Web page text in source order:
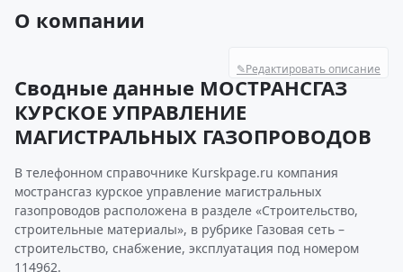
О компании
✎Редактировать описание
Сводные данные МОСТРАНСГАЗ
КУРСКОЕ УПРАВЛЕНИЕ
МАГИСТРАЛЬНЫХ ГАЗОПРОВОДОВ
В телефонном справочнике Kurskpage.ru компания
мострансгаз курское управление магистральных
газопроводов расположена в разделе «Строительство,
строительные материалы», в рубрике Газовая сеть –
строительство, снабжение, эксплуатация под номером
114962.